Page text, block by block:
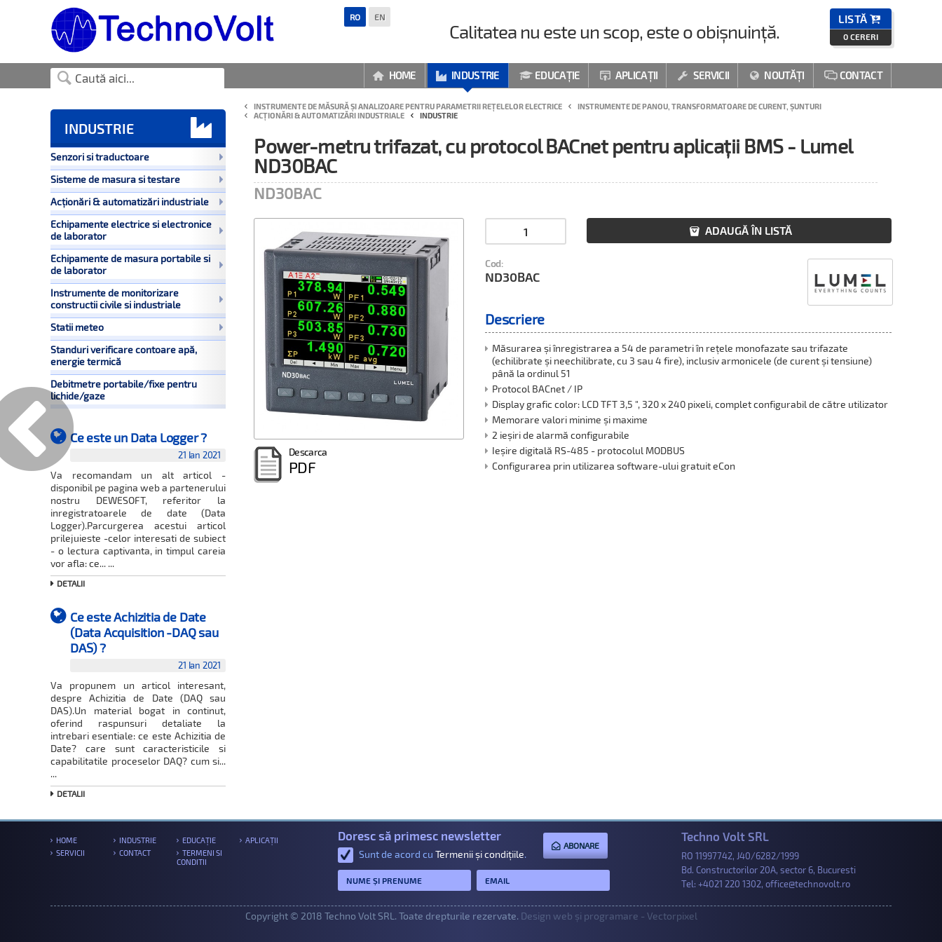
Calitatea nu este un scop, este o obișnuință.
LISTĂ 
0 CERERI
 HOME  INDUSTRIE  EDUCAȚIE  APLICAȚII  SERVICII  NOUTĂȚI  CONTACT
INDUSTRIE 
Senzori si traductoare
Sisteme de masura si testare
Acționări & automatizări industriale
Echipamente electrice si electronice
de laborator
Echipamente de masura portabile si
de laborator
Instrumente de monitorizare
constructii civile si industriale
Statii meteo
Standuri verificare contoare apă,
energie termică
Debitmetre portabile/fixe pentru
lichide/gaze
Ce este un Data Logger ?
21 Ian 2021
Va recomandam un alt articol -
disponibil pe pagina web a partenerului
nostru DEWESOFT, referitor la
inregistratoarele de date (Data
Logger).Parcurgerea acestui articol
prilejuieste -celor interesati de subiect
- o lectura captivanta, in timpul careia
vor afla: ce... ...
DETALII
Ce este Achizitia de Date
(Data Acquisition -DAQ sau
DAS) ?
21 Ian 2021
Va propunem un articol interesant,
despre Achizitia de Date (DAQ sau
DAS).Un material bogat in continut,
oferind raspunsuri detaliate la
intrebari esentiale: ce este Achizitia de
Date? care sunt caracteristicile si
capabilitatile proceselor DAQ? cum si...
...
DETALII
INSTRUMENTE DE MĂSURĂ ȘI ANALIZOARE PENTRU PARAMETRII REȚELELOR ELECTRICE
INSTRUMENTE DE PANOU, TRANSFORMATOARE DE CURENT, ȘUNTURI
ACȚIONĂRI & AUTOMATIZĂRI INDUSTRIALE
INDUSTRIE
Power-metru trifazat, cu protocol BACnet pentru aplicații BMS - Lumel
ND30BAC
ND30BAC
Descarca
PDF
 ADAUGĂ ÎN LISTĂ
Cod:
ND30BAC
Descriere
Măsurarea și înregistrarea a 54 de parametri în rețele monofazate sau trifazate
(echilibrate și neechilibrate, cu 3 sau 4 fire), inclusiv armonicele (de curent și tensiune)
până la ordinul 51
Protocol BACnet / IP
Display grafic color: LCD TFT 3,5 ", 320 x 240 pixeli, complet configurabil de către utilizator
Memorare valori minime și maxime
2 ieșiri de alarmă configurabile
Ieșire digitală RS-485 - protocolul MODBUS
Configurarea prin utilizarea software-ului gratuit eCon
RO EN
HOME INDUSTRIE EDUCAȚIE
APLICAȚII
SERVICII
CONTACT
TERMENI SI
CONDITII
Doresc să primesc newsletter
Sunt de acord cu Termenii și condițiile.
ABONARE
Techno Volt SRL
RO 11997742, J40/6282/1999
Bd. Constructorilor 20A, sector 6, Bucuresti
Tel: +4021 220 1302, office@technovolt.ro
Copyright © 2018 Techno Volt SRL. Toate drepturile rezervate. Design web și programare - Vectorpixel